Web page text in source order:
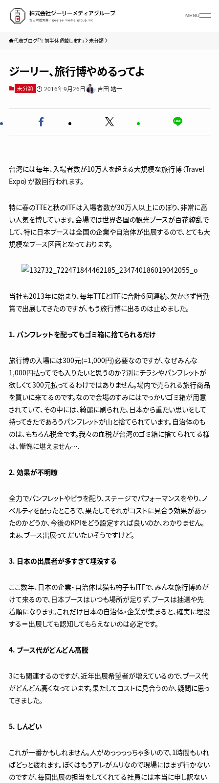
MENU
代表ブログ「午前半休頂戴します」 未分類
ジーリー、旅行博やめるってよ
未分類 2016年9月26日 吉田 皓一
台湾には毎年、入場者数が10万人を超える大規模な旅行博（Travel
Expo）が数回行われます。
特に春のTTEと秋のITFは入場者数が30万人以上にのぼり、非常に高
い人気を博しています。会場では世界各国の観光ブースが百花繚乱で
して、特に日本ブースは全国の企業や自治体が出展するので、とても大
規模なブース区画となっております。
当社も2013年に始まり、毎年TTEとITFに合計６回連続、欠かさず皆勤
賞で出展してきたのですが、もう旅行博に出るのは止めました。
1. パンフレットを配ってもゴミ箱に捨てられるだけ
旅行博の入場には300元(=1,000円)必要なのですが、なぜみんな
1,000円払ってでも入りたいと思うのか？別にチラシやパンフレットが
欲しくて300元払ってるわけではありません。場内で売られる旅行商品
を買いに来てるのです。なので会場のすみにはでっかいゴミ箱が用意
されていて、その中には、綺麗に刷られた、日本から重たい思いをして
持ってきたであろうパンフレットが山と捨てられています。自治体のも
のは、もちろん税金です。我々の血税が台湾のゴミ箱に捨てられてる様
は、慚愧に堪えません….
2. 効果が不明瞭
全力でパンフレットやビラを配り、ステージでパフォーマンスをやり、ノ
ベルティを配ったところで、果たしてそれがコストに見合う効果があっ
たのかどうか、今後のKPIをどう設定すれば良いのか、わかりません。
まぁ、ブース出展ってだいたいそうですけど。
3. 日本の出展者が多すぎて埋没する
ここ数年、日本の企業・自治体は猫も杓子もITFで、みんな旅行博めが
けて来るので、日本ブースはいつも場所が足りず、ブースは抽選や先
着順になります。これだけ日本の自治体・企業が集まると、確実に埋没
する＝出展しても認知してもらえないのは必定です。
4. ブース代がどんどん高騰
3にも関連するのですが、近年出展希望者が増えているので、ブース代
がどんどん高くなっています。果たしてコストに見合うのか、疑問に思っ
てきました。
5. しんどい
これが一番かもしれません。人がめっっっっちゃ多いので、1時間もいれ
ばどっと疲れます。ぼくはもうアレがムリなので現場にはまず行かない
のですが、毎回出展の担当をしてくれてる社員には本当に申し訳ない